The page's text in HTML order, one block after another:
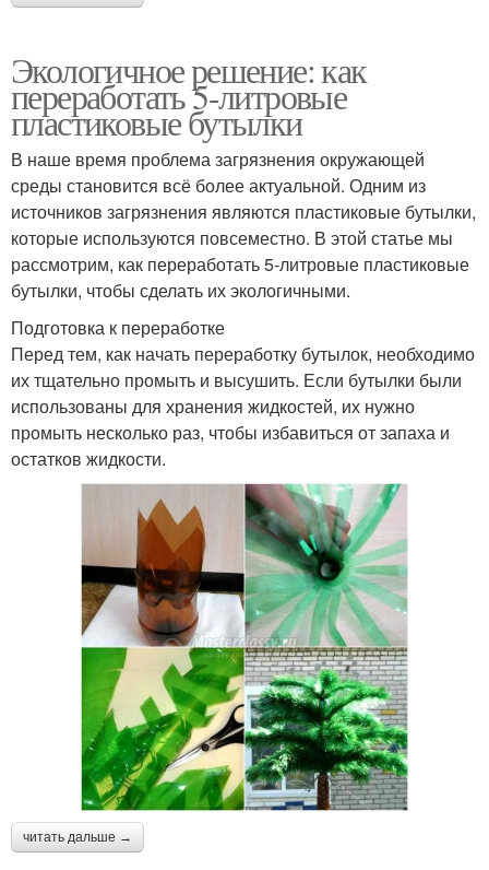
Экологичное решение: как
переработать 5-литровые
пластиковые бутылки
В наше время проблема загрязнения окружающей
среды становится всё более актуальной. Одним из
источников загрязнения являются пластиковые бутылки,
которые используются повсеместно. В этой статье мы
рассмотрим, как переработать 5-литровые пластиковые
бутылки, чтобы сделать их экологичными.
Подготовка к переработке
Перед тем, как начать переработку бутылок, необходимо
их тщательно промыть и высушить. Если бутылки были
использованы для хранения жидкостей, их нужно
промыть несколько раз, чтобы избавиться от запаха и
остатков жидкости.
читать дальше →